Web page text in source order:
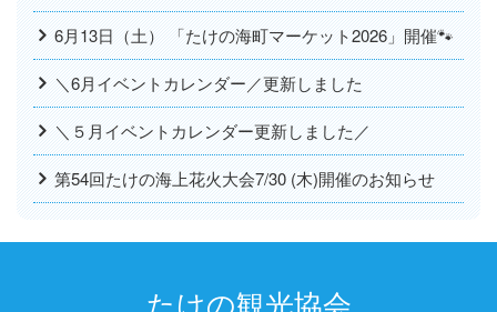
6月13日（土） 「たけの海町マーケット2026」開催🐾
＼6月イベントカレンダー／更新しました
＼５月イベントカレンダー更新しました／
第54回たけの海上花火大会7/30 (木)開催のお知らせ
たけの観光協会